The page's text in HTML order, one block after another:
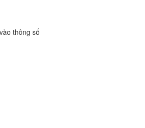
thông số